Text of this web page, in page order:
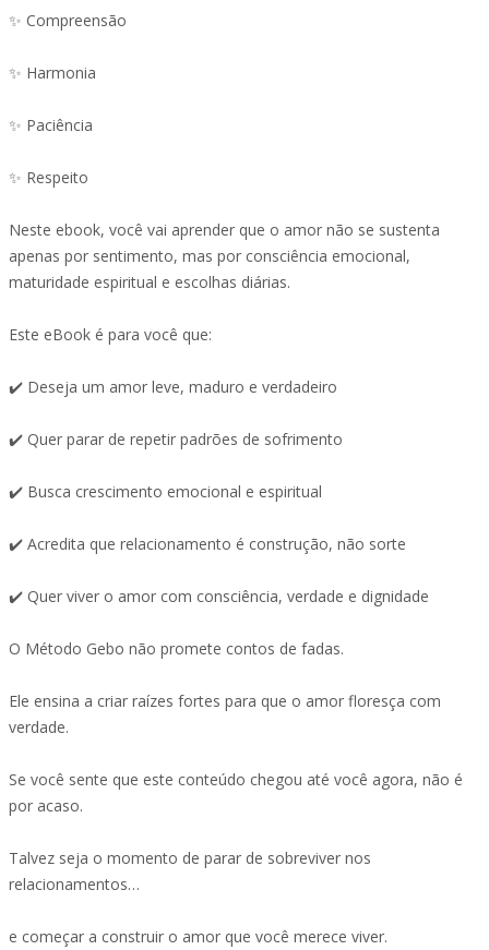
✨ Compreensão
✨ Harmonia
✨ Paciência
✨ Respeito
Neste ebook, você vai aprender que o amor não se sustenta
apenas por sentimento, mas por consciência emocional,
maturidade espiritual e escolhas diárias.
Este eBook é para você que:
✔️ Deseja um amor leve, maduro e verdadeiro
✔️ Quer parar de repetir padrões de sofrimento
✔️ Busca crescimento emocional e espiritual
✔️ Acredita que relacionamento é construção, não sorte
✔️ Quer viver o amor com consciência, verdade e dignidade
O Método Gebo não promete contos de fadas.
Ele ensina a criar raízes fortes para que o amor floresça com
verdade.
Se você sente que este conteúdo chegou até você agora, não é
por acaso.
Talvez seja o momento de parar de sobreviver nos
relacionamentos…
e começar a construir o amor que você merece viver.